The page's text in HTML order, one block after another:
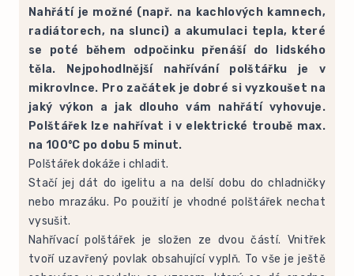
Nahřátí je možné (např. na kachlových kamnech,
radiátorech, na slunci) a akumulaci tepla, které
se poté během odpočinku přenáší do lidského
těla. Nejpohodlnější nahřívání polštářku je v
mikrovlnce. Pro začátek je dobré si vyzkoušet na
jaký výkon a jak dlouho vám nahřátí vyhovuje.
Polštářek lze nahřívat i v elektrické troubě max.
na 100°C po dobu 5 minut.
Polštářek dokáže i chladit.
Stačí jej dát do igelitu a na delší dobu do chladničky
nebo mrazáku. Po použití je vhodné polštářek nechat
vysušit.
Nahřívací polštářek je složen ze dvou částí. Vnitřek
tvoří uzavřený povlak obsahující vyplň. To vše je ještě